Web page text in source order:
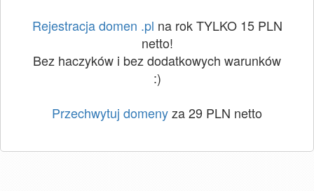
Rejestracja domen .pl na rok TYLKO 15 PLN
netto!
Bez haczyków i bez dodatkowych warunków
:)
Przechwytuj domenyza 29 PLN netto